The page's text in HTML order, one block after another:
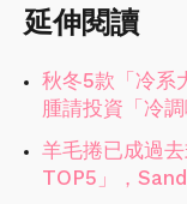
延伸閱讀
秋冬5款「冷系
腫請投資「冷調
羊毛捲已成過
TOP5」，